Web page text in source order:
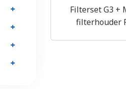
Filterset G3 +
filterhouder